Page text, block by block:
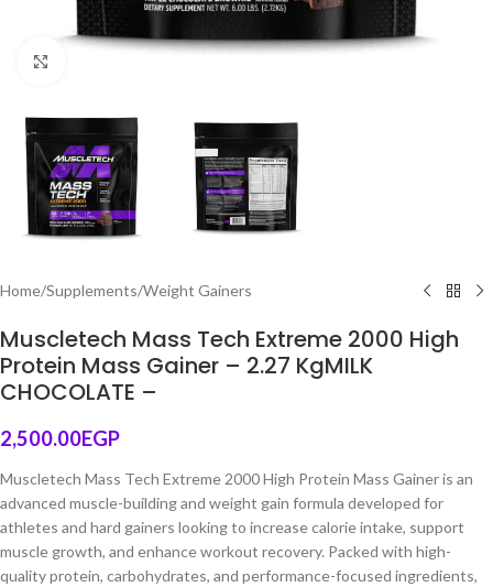
Home/Supplements/Weight Gainers
Muscletech Mass Tech Extreme 2000 High
Protein Mass Gainer – 2.27 KgMILK
CHOCOLATE –
2,500.00EGP
Muscletech Mass Tech Extreme 2000 High Protein Mass Gainer is an
advanced muscle-building and weight gain formula developed for
athletes and hard gainers looking to increase calorie intake, support
muscle growth, and enhance workout recovery. Packed with high-
quality protein, carbohydrates, and performance-focused ingredients,